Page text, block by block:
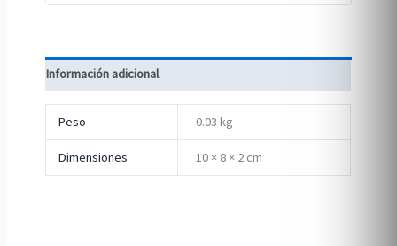
Información adicional
Peso 0.03 kg
Dimensiones 10 × 8 × 2 cm